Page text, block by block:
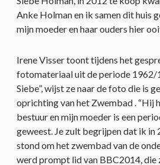
Anke Holman en ik samen dit huis
mijn moeder en haar ouders hier
Irene Visser toont tijdens het
fotomateriaal uit de periode 1962/
Siebe”, wijst ze naar de foto die is
oprichting van het Zwembad . “Hij
bestuur en mijn moeder is een
geweest. Je zult begrijpen dat ik in
stond om het zwembad van de
werd prompt lid van BBC2014, die